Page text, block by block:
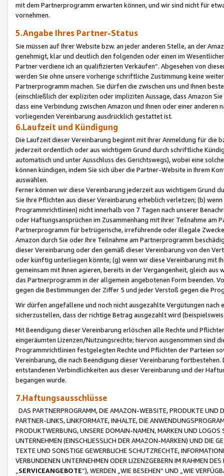
mit dem Partnerprogramm erwarten können, und wir sind nicht für
vornehmen.
5.Angabe Ihres Partner-Status
Sie müssen auf Ihrer Website bzw. an jeder anderen Stelle, an der
genehmigt, klar und deutlich den folgenden oder einen im
Partner verdiene ich an qualifizierten Verkäufen“. Abgesehen von
werden Sie ohne unsere vorherige schriftliche Zustimmung keine
Partnerprogramm machen. Sie dürfen die zwischen uns und Ihnen
(einschließlich der expliziten oder impliziten Aussage, dass Amazon
dass eine Verbindung zwischen Amazon und Ihnen oder einer
vorliegenden Vereinbarung ausdrücklich gestattet ist.
6.Laufzeit und Kündigung
Die Laufzeit dieser Vereinbarung beginnt mit Ihrer Anmeldung für die
jederzeit ordentlich oder aus wichtigem Grund durch schriftliche
automatisch und unter Ausschluss des Gerichtswegs), wobei eine
können kündigen, indem Sie sich über die Partner-Website in Ihrem
auswählen.
Ferner können wir diese Vereinbarung jederzeit aus wichtigem Grund
Sie Ihre Pflichten aus dieser Vereinbarung erheblich verletzen; (b)
Programmrichtlinien) nicht innerhalb von 7 Tagen nach unserer
oder Haftungsansprüchen im Zusammenhang mit Ihrer Teilnahme am
Partnerprogramm für betrügerische, irreführende oder illegale
Amazon durch Sie oder Ihre Teilnahme am Partnerprogramm
dieser Vereinbarung oder den gemäß dieser Vereinbarung von den
oder künftig unterliegen könnte; (g) wenn wir diese Vereinbarung mit
gemeinsam mit Ihnen agieren, bereits in der Vergangenheit, gleich
das Partnerprogramm in der allgemein angebotenen Form beenden.
gegen die Bestimmungen der Ziffer 5 und jeder Verstoß gegen die
Wir dürfen angefallene und noch nicht ausgezahlte Vergütungen
sicherzustellen, dass der richtige Betrag ausgezahlt wird
Mit Beendigung dieser Vereinbarung erlöschen alle Rechte und
eingeräumten Lizenzen/Nutzungsrechte; hiervon ausgenommen sind
Programmrichtlinien festgelegten Rechte und Pflichten der Parteien
Vereinbarung, die nach Beendigung dieser Vereinbarung
entstandenen Verbindlichkeiten aus dieser Vereinbarung und der
begangen wurde.
7.Haftungsausschlüsse
DAS PARTNERPROGRAMM, DIE AMAZON-WEBSITE, PRODUKTE UND
PARTNER-LINKS, LINKFORMATE, INHALTE, DIE
PRODUKTWERBUNG, UNSERE DOMAIN-NAMEN, MARKEN UND
UNTERNEHMEN (EINSCHLIESSLICH DER AMAZON-MARKEN) UND DIE
TEXTE UND SONSTIGE GEWERBLICHE SCHUTZRECHTE,
VERBUNDENEN UNTERNEHMEN ODER LIZENZGEBERN IM RAHMEN
SERVICEANGEBOTE“), WERDEN „WIE BESEHEN“ UND „WIE